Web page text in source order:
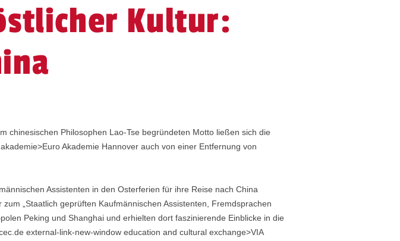
Kultur:
chinesischen Philosophen Lao-Tse begründeten Motto ließen sich die
Akademie Hannover auch von einer Entfernung von
Assistenten in den Osterferien für ihre Reise nach China
„Staatlich geprüften Kaufmännischen Assistenten, Fremdsprachen
Peking und Shanghai und erhielten dort faszinierende Einblicke in die
external-link-new-window education and cultural exchange>VIA